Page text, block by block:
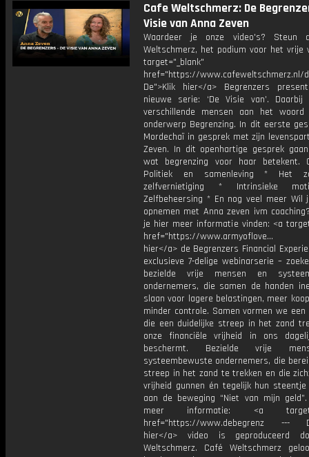
Cafe Weltschmerz: De
Visie van Anna Zeven
Waardeer je onze video's? Steun
Weltschmerz, het podium voor het vrije
target="_blank"
href="https://www.cafeweltschmerz.nl/
De">Klik hier</a> Begrenzers
nieuwe serie: ‘De Visie van’.
verschillende mensen aan het
onderwerp Begrenzing. In dit eerste
Mordechaï in gesprek met zijn
Zeven. In dit openhartige gesprek
wat begrenzing voor haar betekent.
Politiek en samenleving * Het
zelfvernietiging * Intrinsieke
Zelfbeheersing * En nog veel meer Wil
opnemen met Anna zeven ivm
je hier meer informatie vinden: <a
href="https://www.armyoflove...
hier</a> de Begrenzers Financial
exclusieve 7-delige webinarserie –
bezielde vrije mensen en
ondernemers, die samen de handen
slaan voor lagere belastingen, meer
minder controle. Samen vormen we een
die een duidelijke streep in het zand
onze financiële vrijheid in ons
beschermt. Bezielde vrije
systeembewuste ondernemers, die
streep in het zand te trekken en die
vrijheid gunnen én tegelijk hun steentje
aan de beweging “Niet van mijn
meer informatie: <a
href="https://www.debegrenz ---
hier</a> video is geproduceerd
Weltschmerz. Café Weltschmerz